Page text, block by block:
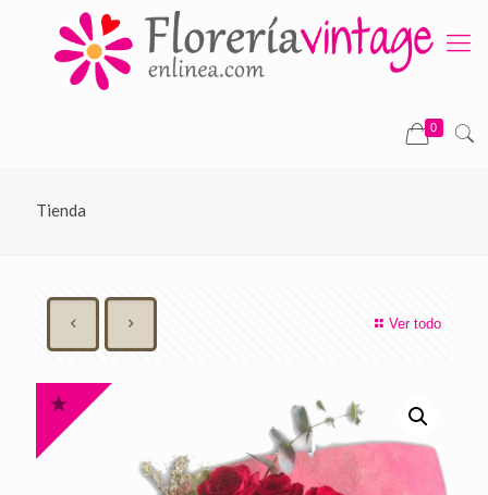
0
Tienda
Ver todo